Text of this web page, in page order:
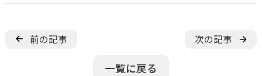
前の記事
一覧に戻る
次の記事